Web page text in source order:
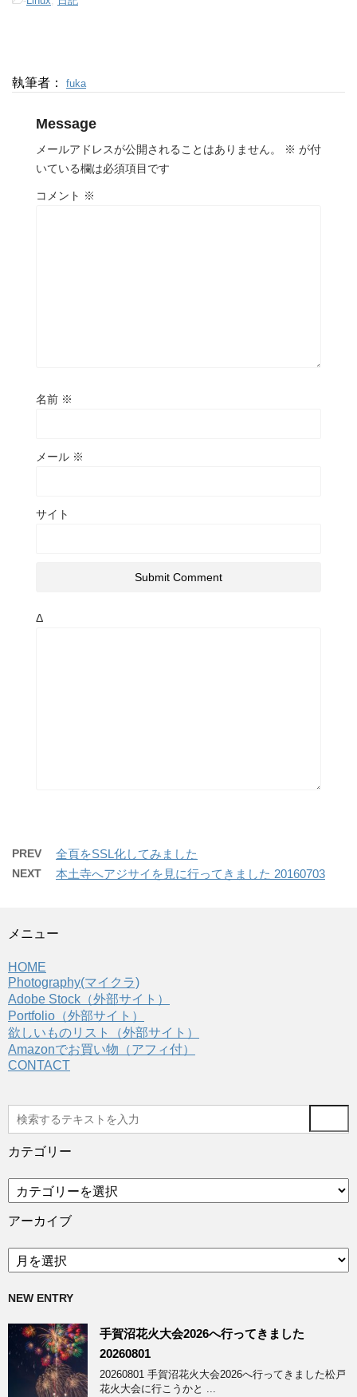
執筆者： fuka
Message
メールアドレスが公開されることはありません。 ※ が付
いている欄は必須項目です
コメント ※
名前 ※
メール ※
サイト
Δ
PREV 全頁をSSL化してみました
NEXT 本土寺へアジサイを見に行ってきました 20160703
メニュー
HOME
Photography(マイクラ)
Adobe Stock（外部サイト）
Portfolio（外部サイト）
欲しいものリスト（外部サイト）
Amazonでお買い物（アフィ付）
CONTACT
カテゴリー
テ
ゴ
ー
アーカイブ
ア
ー
イ
ブ
NEW ENTRY
手賀沼花火大会2026へ行ってきました
20260801
20260801 手賀沼花火大会2026へ行ってきました松戸
花火大会に行こうかと ...